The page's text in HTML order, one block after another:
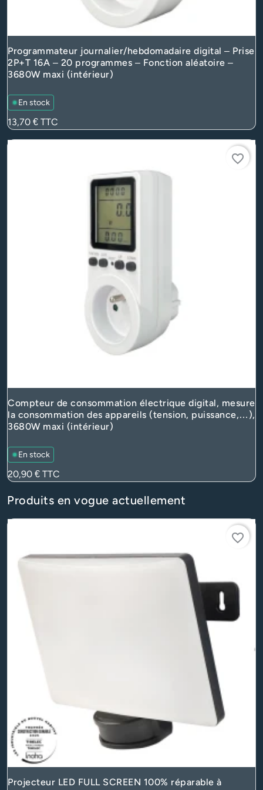
Programmateur journalier/hebdomadaire digital – Prise
2P+T 16A – 20 programmes – Fonction aléatoire –
3680W maxi (intérieur)
En stock
Prix
13,70 € TTC
favorite_border
Compteur de consommation électrique digital, mesure
la consommation des appareils (tension, puissance,…),
3680W maxi (intérieur)
En stock
Prix
20,90 € TTC
Produits en vogue actuellement
favorite_border
Projecteur LED FULL SCREEN 100% réparable à